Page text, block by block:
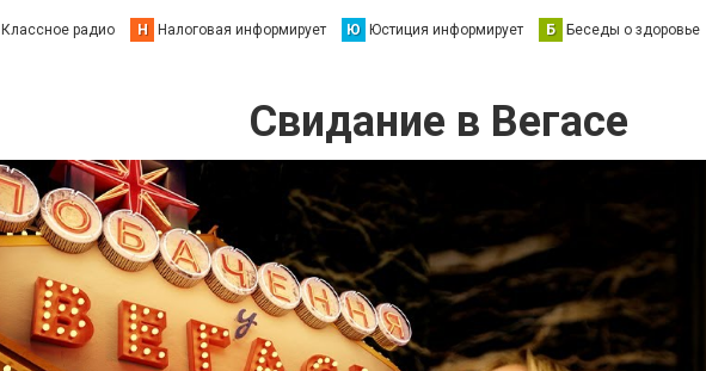
Классное радио Н Налоговая информирует Ю Юстиция информирует Б Беседы о здоровье
Свидание в Вегасе